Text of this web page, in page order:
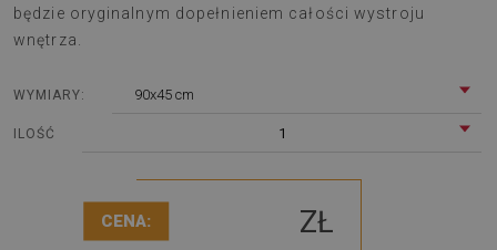
będzie oryginalnym dopełnieniem całości wystroju
wnętrza.
WYMIARY: 90x45 cm
ILOŚĆ 1
CENA: ZŁ